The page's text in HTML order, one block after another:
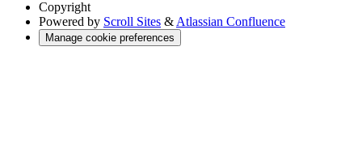
Copyright
Powered by Scroll Sites & Atlassian Confluence
Manage cookie preferences